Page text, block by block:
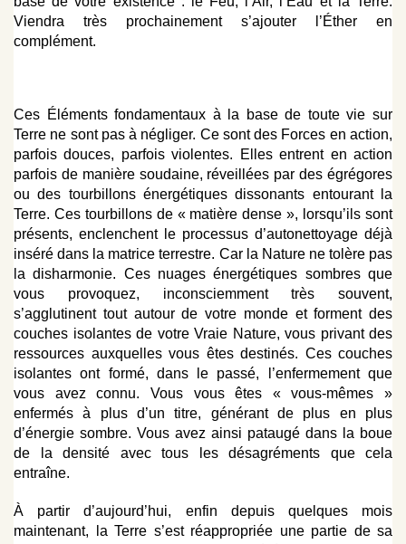
Viendra très prochainement s’ajouter l’Éther en
complément.
Ces Éléments fondamentaux à la base de toute vie sur
Terre ne sont pas à négliger. Ce sont des Forces en action,
parfois douces, parfois violentes. Elles entrent en action
parfois de manière soudaine, réveillées par des égrégores
ou des tourbillons énergétiques dissonants entourant la
Terre. Ces tourbillons de « matière dense », lorsqu’ils sont
présents, enclenchent le processus d’autonettoyage déjà
inséré dans la matrice terrestre. Car la Nature ne tolère pas
la disharmonie. Ces nuages énergétiques sombres que
vous provoquez, inconsciemment très souvent,
s’agglutinent tout autour de votre monde et forment des
couches isolantes de votre Vraie Nature, vous privant des
ressources auxquelles vous êtes destinés. Ces couches
isolantes ont formé, dans le passé, l’enfermement que
vous avez connu. Vous vous êtes « vous-mêmes »
enfermés à plus d’un titre, générant de plus en plus
d’énergie sombre. Vous avez ainsi pataugé dans la boue
de la densité avec tous les désagréments que cela
entraîne.
À partir d’aujourd’hui, enfin depuis quelques mois
maintenant, la Terre s’est réappropriée une partie de sa